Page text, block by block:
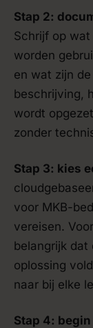
Stap 2:
Schrijf op
worden
en wat zijn
beschrijving,
wordt
zonder
Stap 3: kies
voor MKB-
vereisen.
belangrijk dat
oplossing
naar bij elke
Stap 4: